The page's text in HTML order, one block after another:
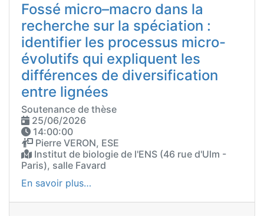
Fossé micro–macro dans la
recherche sur la spéciation :
identifier les processus micro-
évolutifs qui expliquent les
différences de diversification
entre lignées
Soutenance de thèse
25/06/2026
14:00:00
Pierre VERON, ESE
Institut de biologie de l'ENS (46 rue d'Ulm -
Paris), salle Favard
En savoir plus…